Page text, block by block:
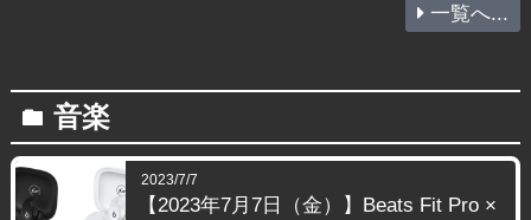
一覧へ...
folder 音楽
2023/7/7
【2023年7月7日（金）】Beats Fit Pro ×